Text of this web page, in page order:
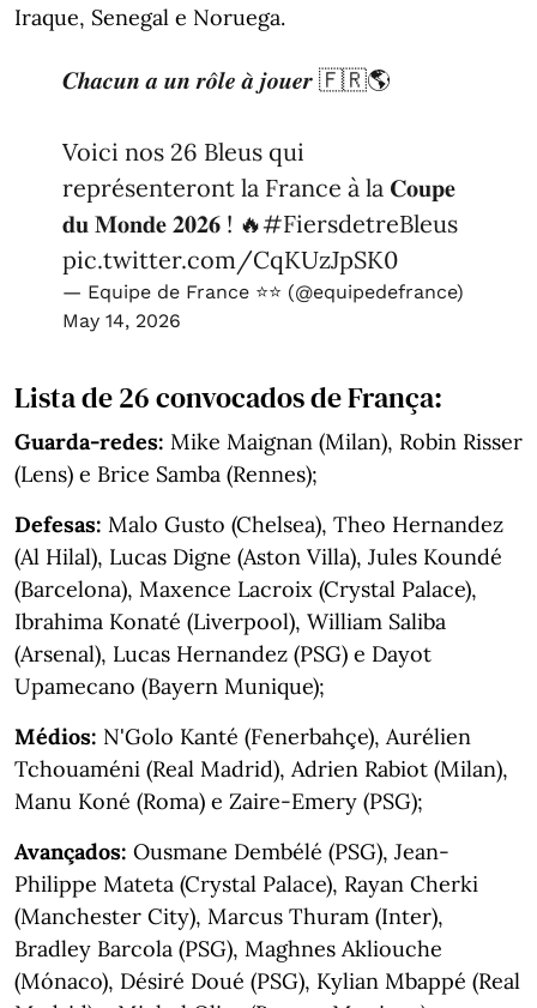
Iraque, Senegal e Noruega.
𝑪𝒉𝒂𝒄𝒖𝒏 𝒂 𝒖𝒏 𝒓𝒐̂𝒍𝒆 𝒂̀ 𝒋𝒐𝒖𝒆𝒓 🇫🇷🌎
Voici nos 26 Bleus qui
représenteront la France à la 𝐂𝐨𝐮𝐩𝐞
𝐝𝐮 𝐌𝐨𝐧𝐝𝐞 𝟐𝟎𝟐𝟔 ! 🔥#FiersdetreBleus
pic.twitter.com/CqKUzJpSK0
— Equipe de France ⭐⭐ (@equipedefrance)
May 14, 2026
Lista de 26 convocados de França:
Guarda-redes: Mike Maignan (Milan), Robin Risser
(Lens) e Brice Samba (Rennes);
Defesas: Malo Gusto (Chelsea), Theo Hernandez
(Al Hilal), Lucas Digne (Aston Villa), Jules Koundé
(Barcelona), Maxence Lacroix (Crystal Palace),
Ibrahima Konaté (Liverpool), William Saliba
(Arsenal), Lucas Hernandez (PSG) e Dayot
Upamecano (Bayern Munique);
Médios: N'Golo Kanté (Fenerbahçe), Aurélien
Tchouaméni (Real Madrid), Adrien Rabiot (Milan),
Manu Koné (Roma) e Zaire-Emery (PSG);
Avançados: Ousmane Dembélé (PSG), Jean-
Philippe Mateta (Crystal Palace), Rayan Cherki
(Manchester City), Marcus Thuram (Inter),
Bradley Barcola (PSG), Maghnes Akliouche
(Mónaco), Désiré Doué (PSG), Kylian Mbappé (Real